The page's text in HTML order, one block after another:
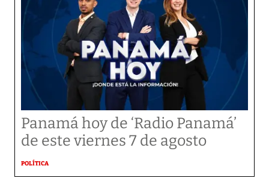
Panamá hoy de ‘Radio Panamá’
de este viernes 7 de agosto
POLÍTICA